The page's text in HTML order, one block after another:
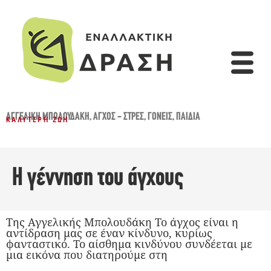
ΑΓΓΕΛΙΚΉ ΜΠΟΛΟΥΔΆΚΗ,ΆΓΧΟΣ - ΣΤΡΕΣ,ΓΟΝΕΊΣ,ΠΑΙΔΙΆ
ΚΑΛΎΤΕΡΗ ΖΩΉ
Η γέννηση του άγχους
Της Αγγελικής Μπολουδάκη Το άγχος είναι η
αντίδραση μας σε έναν κίνδυνο, κυρίως
φανταστικό. Το αίσθημα κινδύνου συνδέεται με
μια εικόνα που διατηρούμε στη